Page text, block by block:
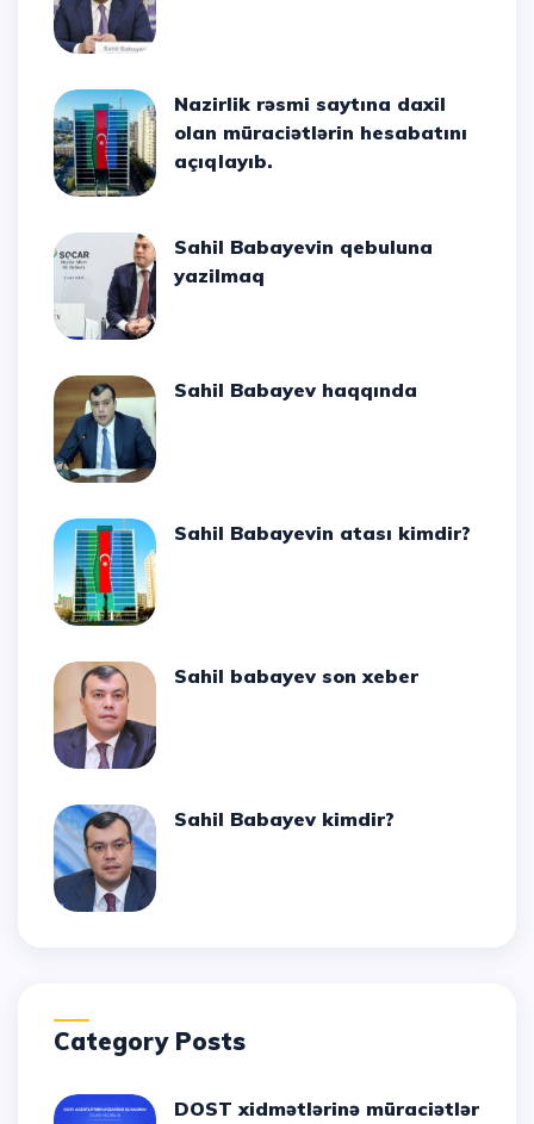
Nazirlik rəsmi saytına daxil
olan müraciətlərin hesabatını
açıqlayıb.
Sahil Babayevin qebuluna
yazilmaq
Sahil Babayev haqqında
Sahil Babayevin atası kimdir?
Sahil babayev son xeber
Sahil Babayev kimdir?
Category Posts
DOST xidmətlərinə müraciətlər